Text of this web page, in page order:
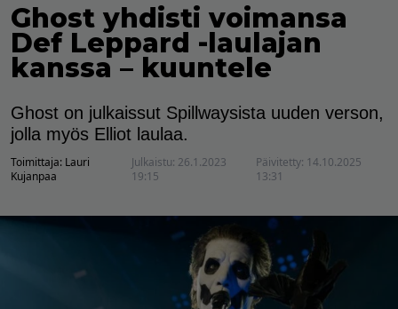
Ghost yhdisti voimansa
Def Leppard -laulajan
kanssa – kuuntele
Ghost on julkaissut Spillwaysista uuden verson,
jolla myös Elliot laulaa.
Toimittaja: Lauri
Kujanpaa
Julkaistu: 26.1.2023
19:15
Päivitetty: 14.10.2025
13:31